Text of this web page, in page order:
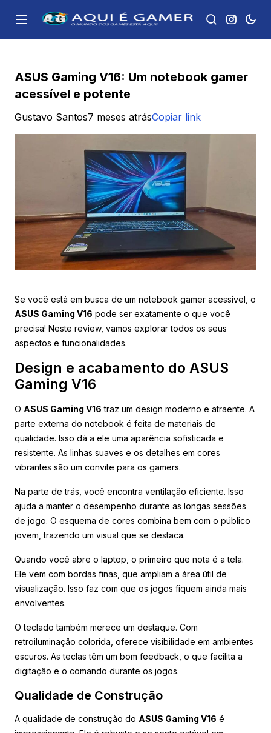
ASUS Gaming V16: Um notebook gamer
acessível e potente
Gustavo Santos7 meses atrásCopiar link
Se você está em busca de um notebook gamer acessível, o
ASUS Gaming V16 pode ser exatamente o que você
precisa! Neste review, vamos explorar todos os seus
aspectos e funcionalidades.
Design e acabamento do ASUS
Gaming V16
O ASUS Gaming V16 traz um design moderno e atraente. A
parte externa do notebook é feita de materiais de
qualidade. Isso dá a ele uma aparência sofisticada e
resistente. As linhas suaves e os detalhes em cores
vibrantes são um convite para os gamers.
Na parte de trás, você encontra ventilação eficiente. Isso
ajuda a manter o desempenho durante as longas sessões
de jogo. O esquema de cores combina bem com o público
jovem, trazendo um visual que se destaca.
Quando você abre o laptop, o primeiro que nota é a tela.
Ele vem com bordas finas, que ampliam a área útil de
visualização. Isso faz com que os jogos fiquem ainda mais
envolventes.
O teclado também merece um destaque. Com
retroiluminação colorida, oferece visibilidade em ambientes
escuros. As teclas têm um bom feedback, o que facilita a
digitação e o comando durante os jogos.
Qualidade de Construção
A qualidade de construção do ASUS Gaming V16 é